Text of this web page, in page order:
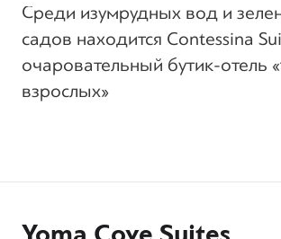
Среди изумрудных вод и
садов находится Contessina
очаровательный бутик-отель
взрослых»